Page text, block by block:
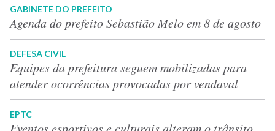
GABINETE DO PREFEITO
Agenda do prefeito Sebastião Melo em 8 de agosto
DEFESA CIVIL
Equipes da prefeitura seguem mobilizadas para
atender ocorrências provocadas por vendaval
EPTC